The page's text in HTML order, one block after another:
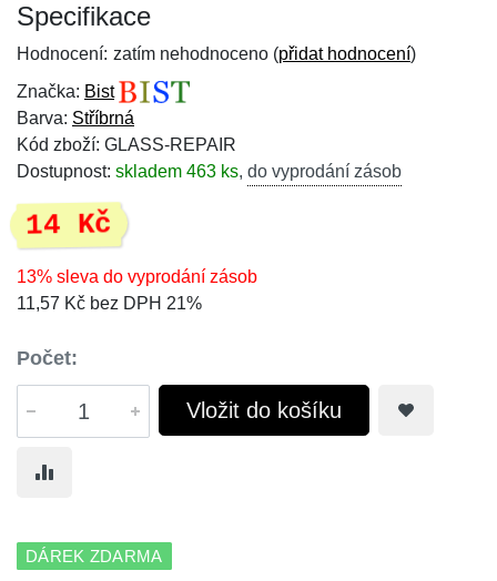
Specifikace
Hodnocení: zatím nehodnoceno (přidat hodnocení)
Značka: Bist
Barva: Stříbrná
Kód zboží: GLASS-REPAIR
Dostupnost: skladem 463 ks, do vyprodání zásob
14 Kč
13% sleva do vyprodání zásob
11,57 Kč bez DPH 21%
Počet:
Vložit do košíku
DÁREK ZDARMA